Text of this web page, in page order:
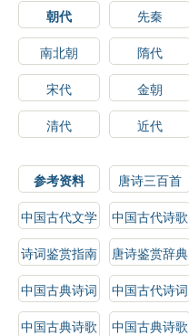
朝代 先秦
南北朝
隋代
宋代
金朝
清代
近代
参考资料 唐诗三百首
中国古代文学
史
中国古代诗歌
鉴赏辞典
诗词鉴赏指南
唐诗鉴赏辞典
中国古典诗词
鉴赏辞典
中国古代诗词
鉴赏
中国古典诗歌
中国古典诗歌